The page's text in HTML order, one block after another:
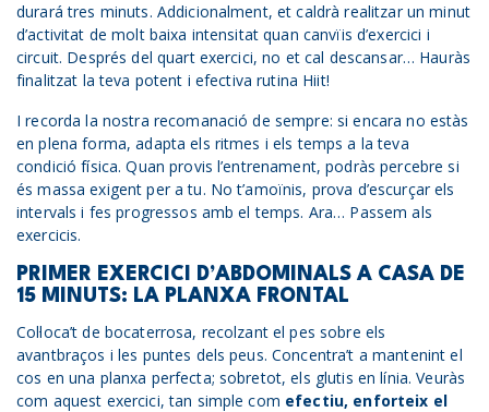
durará tres minuts. Addicionalment, et caldrà realitzar un minut
d’activitat de molt baixa intensitat quan canvïis d’exercici i
circuit. Després del quart exercici, no et cal descansar… Hauràs
finalitzat la teva potent i efectiva rutina Hiit!
I recorda la nostra recomanació de sempre: si encara no estàs
en plena forma, adapta els ritmes i els temps a la teva
condició física. Quan provis l’entrenament, podràs percebre si
és massa exigent per a tu. No t’amoïnis, prova d’escurçar els
intervals i fes progressos amb el temps. Ara… Passem als
exercicis.
PRIMER EXERCICI D’ABDOMINALS A CASA DE
15 MINUTS: LA PLANXA FRONTAL
Col·loca’t de bocaterrosa, recolzant el pes sobre els
avantbraços i les puntes dels peus. Concentra’t a mantenint el
cos en una planxa perfecta; sobretot, els glutis en línia. Veuràs
com aquest exercici, tan simple com efectiu, enforteix el